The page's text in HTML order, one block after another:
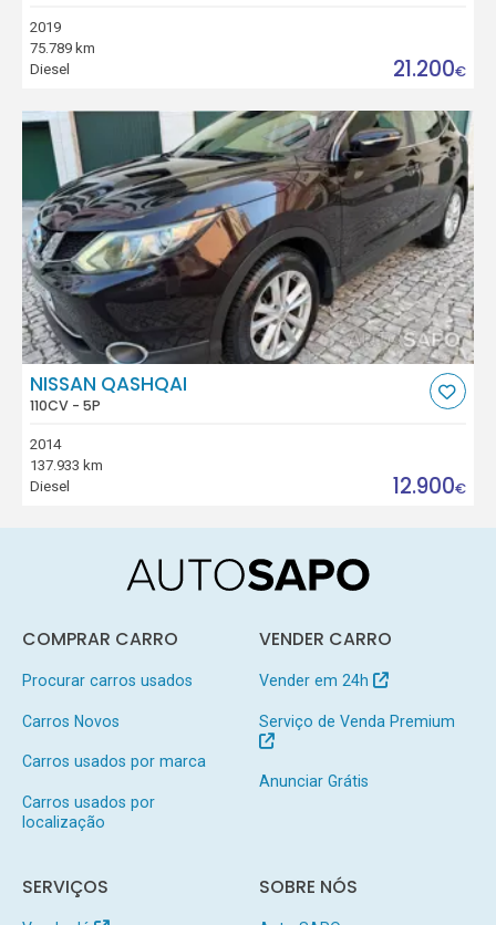
2019
75.789 km
Diesel
21.200€
NISSAN QASHQAI
110CV - 5P
2014
137.933 km
Diesel
12.900€
COMPRAR CARRO
Procurar carros usados
Carros Novos
Carros usados por marca
Carros usados por
localização
VENDER CARRO
Vender em 24h
Serviço de Venda Premium
Anunciar Grátis
SERVIÇOS SOBRE NÓS